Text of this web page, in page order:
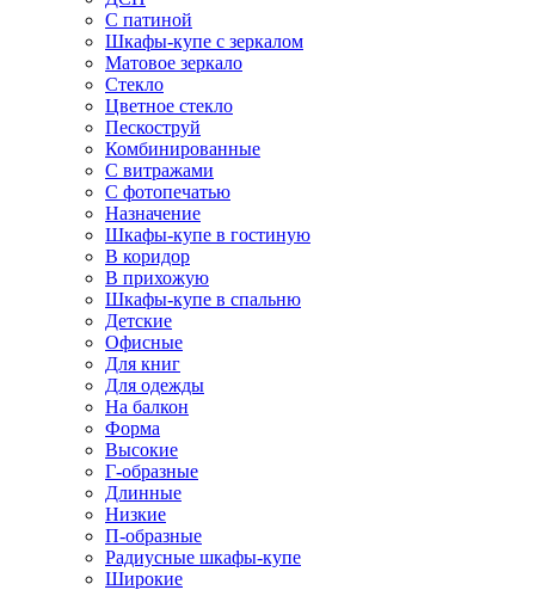
С патиной
Шкафы-купе с зеркалом
Матовое зеркало
Стекло
Цветное стекло
Пескоструй
Комбинированные
С витражами
С фотопечатью
Назначение
Шкафы-купе в гостиную
В коридор
В прихожую
Шкафы-купе в спальню
Детские
Офисные
Для книг
Для одежды
На балкон
Форма
Высокие
Г-образные
Длинные
Низкие
П-образные
Радиусные шкафы-купе
Широкие